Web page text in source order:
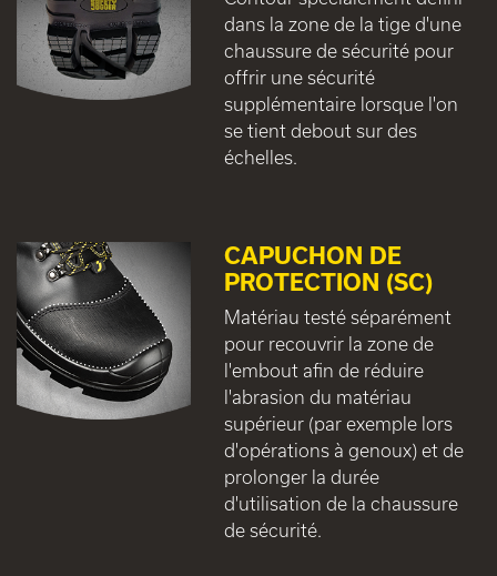
dans la zone de la tige d'une
chaussure de sécurité pour
offrir une sécurité
supplémentaire lorsque l'on
se tient debout sur des
échelles.
CAPUCHON DE
PROTECTION (SC)
Matériau testé séparément
pour recouvrir la zone de
l'embout afin de réduire
l'abrasion du matériau
supérieur (par exemple lors
d'opérations à genoux) et de
prolonger la durée
d'utilisation de la chaussure
de sécurité.